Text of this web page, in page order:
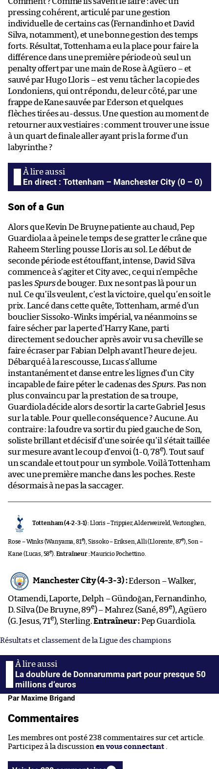
pressing cohérent, articulé par une gestion
individuelle de certains cas (Fernandinho et David
Silva, notamment), et une bonne gestion des temps
forts. Résultat, Tottenham a eu la place pour faire la
différence dans une première période où seul un
penalty offert par une main de Rose à Agüero – et
sauvé par Hugo Lloris – est venu tâcher la copie des
Londoniens, qui ont répondu, de leur côté, par une
frappe de Kane sauvée par Ederson et quelques
flèches tirées au-dessus. Une question au moment de
retourner aux vestiaires : comment trouver une issue
à un quart de finale aller ayant pris la forme d’un
labyrinthe ?
En direct : Tottenham – Manchester City (0 – 0)
Son of a Gun
Alors que Kevin De Bruyne patiente au chaud, Pep
Guardiola a à peine le temps de se gratter le crâne que
Raheem Sterling pousse Lloris au sol. Le début de
seconde période est étouffant, intense, David Silva
commence à s’agiter et City avec, ce qui n’empêche
pas lesSpursde bouger. Eux ne sont pas là pour un
nul. Ce qu’ils veulent, c’est la victoire, quel qu’en soit le
prix. Lancé dans cette quête, Tottenham, armé d’un
bouclier Sissoko-Winks impérial, va néanmoins se
faire sécher par la perte d’Harry Kane, parti
directement se doucher après avoir vu sa cheville se
faire écraser par Fabian Delph avant l’heure de jeu.
Débarqué à la rescousse, Lucas s’allume
instantanément et danse entre les lignes d’un City
incapable de faire péter le cadenas desSpurs. Pas non
plus convaincu par la prestation de sa troupe,
Guardiola décide alors de sortir la carte Gabriel Jesus
sur la table. Pour quelle conséquence ? Aucune. Au
contraire : la foudre va sortir du pied gauche de Son,
soliste brillant et décisif d’une soirée qu’il s’était taillée
sur mesure avant le coup d’envoi (1-0, 78e). Tout sauf
un scandale et tout pour un symbole. Voilà Tottenham
avec une première manche dans les poches. Reste
désormais à ne pas la saccager.
Tottenham (4-2-3-1) :Lloris – Trippier, Alderweireld, Vertonghen,
Rose – Winks (Wanyama, 81e), Sissoko – Eriksen, Alli (Llorente, 87e), Son –
Kane (Lucas, 58e). Entraîneur :Mauricio Pochettino.
Manchester City (4-3-3) :Ederson – Walker,
Otamendi, Laporte, Delph – Gündoğan, Fernandinho,
D. Silva (De Bruyne, 89e) – Mahrez (Sané, 89e), Agüero
(G. Jesus, 71e), Sterling.Entraîneur :Pep Guardiola.
Résultats et classement de la Ligue des champions
La doublure de Donnarumma part pour presque 50
millions d’euros
Par Maxime Brigand
Commentaires
Les membres ont posté 238 commentaires sur cet article.
Participez à la discussion en vous connectant